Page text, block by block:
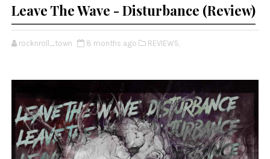
Leave The Wave - Disturbance (Review)
rocknroll_town 8 months ago REVIEWS,